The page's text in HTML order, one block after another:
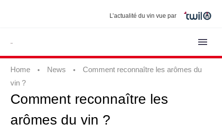
L’actualité du vin vue par
Home News
Comment reconnaître les arômes du
vin ?
Comment reconnaître les
arômes du vin ?